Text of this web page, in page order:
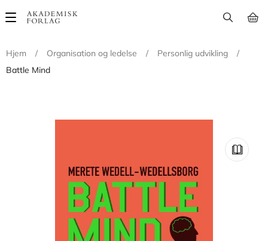
Main
Hjem
/ Organisation og ledelse / Personlig udvikling
/
Battle Mind